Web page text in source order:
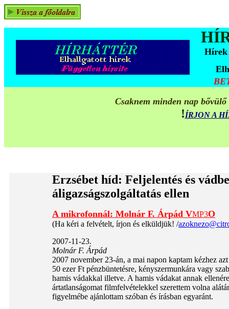
Hírek
Csaknem minden nap
!ÍRJON A
Erzsébet híd: Feljelentés és
áligazságszolgáltatás ellen
A mikrofonnál: Molnár F. Árpád VMP3O
(Ha kéri a felvételt, írjon és elküldjük! /
2007-11-23.
Molnár F. Árpád
2007 november 23-án, a mai napon kaptam kézhez
50 ezer Ft pénzbüntetésre, kényszermunkára vagy
hamis vádakkal illetve. A hamis vádakat annak
ártatlanságomat filmfelvételekkel szerettem volna
figyelmébe ajánlottam szóban és írásban egyaránt.